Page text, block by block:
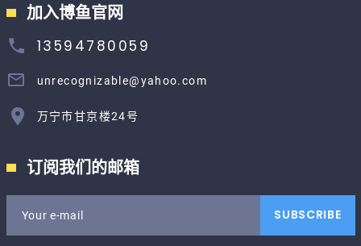
加入博鱼官网
13594780059
unrecognizable@yahoo.com
万宁市甘京楼24号
订阅我们的邮箱
Your e-mail SUBSCRIBE